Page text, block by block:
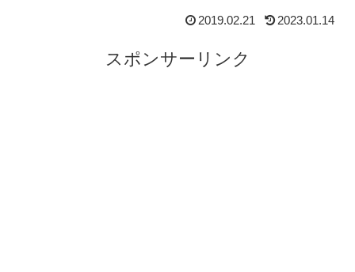
2019.02.21 2023.01.14
スポンサーリンク